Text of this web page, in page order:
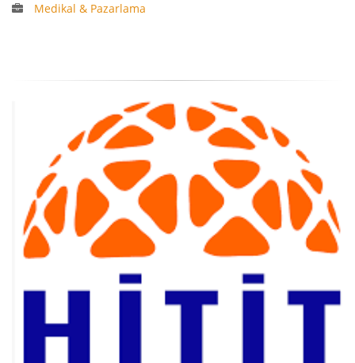
Medikal & Pazarlama